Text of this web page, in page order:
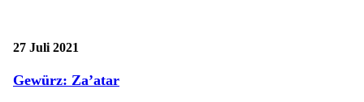
27 Juli 2021
Gewürz: Za’atar